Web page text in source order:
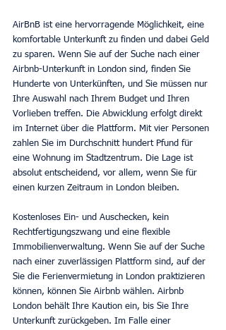
AirBnB ist eine hervorragende Möglichkeit, eine
komfortable Unterkunft zu finden und dabei Geld
zu sparen. Wenn Sie auf der Suche nach einer
Airbnb-Unterkunft in London sind, finden Sie
Hunderte von Unterkünften, und Sie müssen nur
Ihre Auswahl nach Ihrem Budget und Ihren
Vorlieben treffen. Die Abwicklung erfolgt direkt
im Internet über die Plattform. Mit vier Personen
zahlen Sie im Durchschnitt hundert Pfund für
eine Wohnung im Stadtzentrum. Die Lage ist
absolut entscheidend, vor allem, wenn Sie für
einen kurzen Zeitraum in London bleiben.
Kostenloses Ein- und Auschecken, kein
Rechtfertigungszwang und eine flexible
Immobilienverwaltung. Wenn Sie auf der Suche
nach einer zuverlässigen Plattform sind, auf der
Sie die Ferienvermietung in London praktizieren
können, können Sie Airbnb wählen. Airbnb
London behält Ihre Kaution ein, bis Sie Ihre
Unterkunft zurückgeben. Im Falle einer